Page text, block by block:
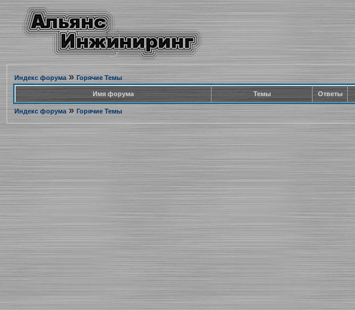
Индекс форума» Горячие Темы
Имя форума Темы Ответы
Индекс форума» Горячие Темы